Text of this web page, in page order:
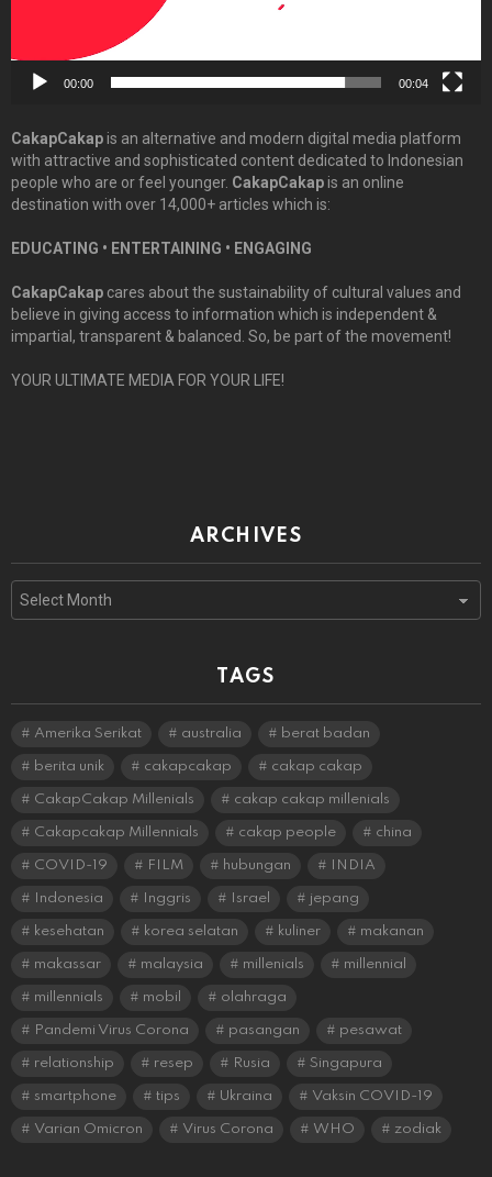
00:00 00:04
CakapCakapis an alternative and modern digital media platform
with attractive and sophisticated content dedicated to Indonesian
people who are or feel younger. CakapCakapis an online
destination with over 14,000+ articles which is:
EDUCATING • ENTERTAINING • ENGAGING
CakapCakap cares about the sustainability of cultural values and
believe in giving access to information which is independent &
impartial, transparent & balanced. So, be part of the movement!
YOUR ULTIMATE MEDIA FOR YOUR LIFE!
ARCHIVES
Archives
TAGS
Amerika Serikat australia berat badan
berita unik cakapcakap cakap cakap
CakapCakap Millenials cakap cakap millenials
Cakapcakap Millennials cakap people china
COVID-19 FILM hubungan INDIA
Indonesia Inggris Israel jepang
kesehatan korea selatan kuliner makanan
makassar malaysia millenials millennial
millennials mobil olahraga
Pandemi Virus Corona pasangan pesawat
relationship resep Rusia Singapura
smartphone tips Ukraina Vaksin COVID-19
Varian Omicron Virus Corona WHO zodiak